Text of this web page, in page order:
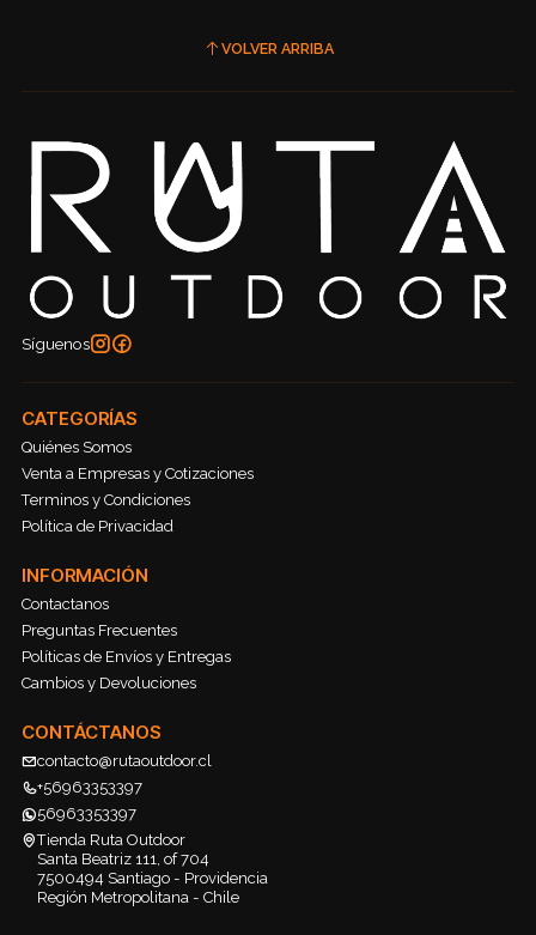
VOLVER ARRIBA
Síguenos
CATEGORÍAS
Quiénes Somos
Venta a Empresas y Cotizaciones
Terminos y Condiciones
Política de Privacidad
INFORMACIÓN
Contactanos
Preguntas Frecuentes
Políticas de Envíos y Entregas
Cambios y Devoluciones
CONTÁCTANOS
contacto@rutaoutdoor.cl
+56963353397
56963353397
Tienda Ruta Outdoor
Santa Beatriz 111, of 704
7500494 Santiago - Providencia
Región Metropolitana - Chile